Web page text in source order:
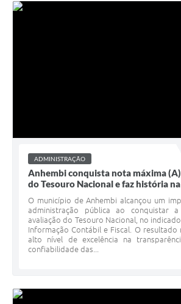
ADMINISTRAÇÃO
Anhembi conquista nota máxima
do Tesouro Nacional e faz história
O município de Anhembi alcançou um
administração pública ao conquistar
avaliação do Tesouro Nacional, no
Informação Contábil e Fiscal. O resultado
alto nível de excelência na
confiabilidade das...